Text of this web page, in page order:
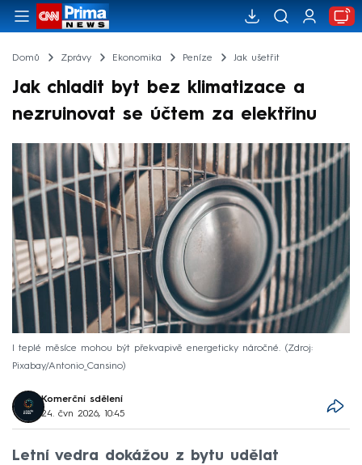
Domů Zprávy Ekonomika Peníze Jak ušetřit
Jak chladit byt bez klimatizace a
nezruinovat se účtem za elektřinu
I teplé měsíce mohou být překvapivě energeticky náročné.
Zdroj:
Pixabay/Antonio_Cansino
Komerční sdělení
24. čvn 2026, 10:45
Letní vedra dokážou z bytu udělat